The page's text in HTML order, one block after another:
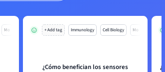
Mo + Add tag Immunology Cell Biology Mo
¿Cómo benefician los sensores